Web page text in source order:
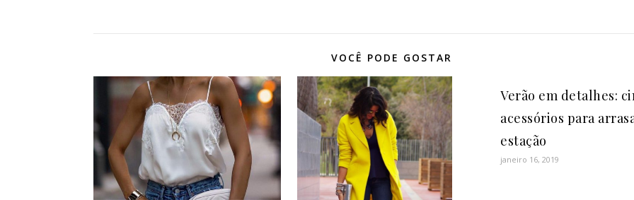
VOCÊ PODE GOSTAR
Verão em detalhes:
acessórios para
estação
janeiro 16, 2019